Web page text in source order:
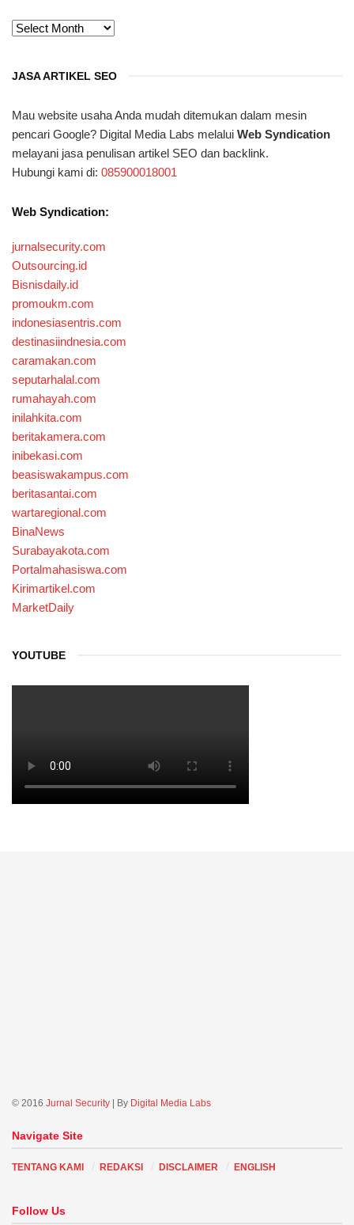
ARSIP
JASA ARTIKEL SEO
Mau website usaha Anda mudah ditemukan dalam mesin
pencari Google? Digital Media Labs melalui Web Syndication
melayani jasa penulisan artikel SEO dan backlink.
Hubungi kami di: 085900018001
Web Syndication:
jurnalsecurity.com
Outsourcing.id
Bisnisdaily.id
promoukm.com
indonesiasentris.com
destinasiindnesia.com
caramakan.com
seputarhalal.com
rumahayah.com
inilahkita.com
beritakamera.com
inibekasi.com
beasiswakampus.com
beritasantai.com
wartaregional.com
BinaNews
Surabayakota.com
Portalmahasiswa.com
Kirimartikel.com
MarketDaily
YOUTUBE
© 2016 Jurnal Security | By Digital Media Labs
Navigate Site
TENTANG KAMI REDAKSI DISCLAIMER ENGLISH
Follow Us